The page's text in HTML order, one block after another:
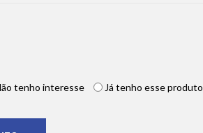
tenho interesse Já tenho esse produto